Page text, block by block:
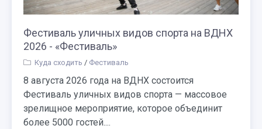
Фестиваль уличных видов спорта на ВДНХ
2026 - «Фестиваль»
Куда сходить / Фестиваль
8 августа 2026 года на ВДНХ состоится
Фестиваль уличных видов спорта — массовое
зрелищное мероприятие, которое объединит
более 5000 гостей....